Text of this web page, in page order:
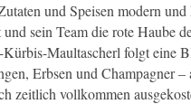
und Speisen modern
sein Team die rote Haube
Maultascherl folgt eine
Erbsen und Champagner
zeitlich vollkommen